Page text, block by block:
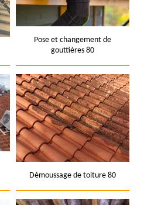
Pose et changement de
gouttières 80
Démoussage de toiture 80